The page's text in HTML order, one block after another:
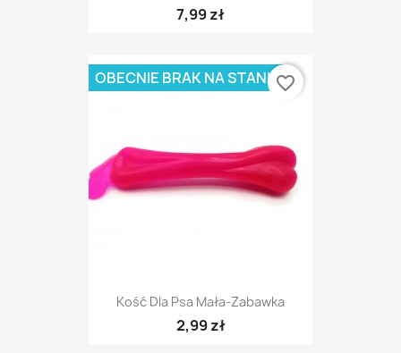
7,99 zł
Kość Dla Psa Mała-Zabawka
2,99 zł
OBECNIE BRAK NA STANIEfavorite_border